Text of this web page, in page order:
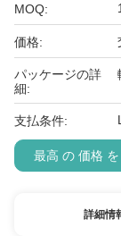
MOQ:
価格:
パッケージの詳
細:
支払条件:
最高 の 価格
詳細情